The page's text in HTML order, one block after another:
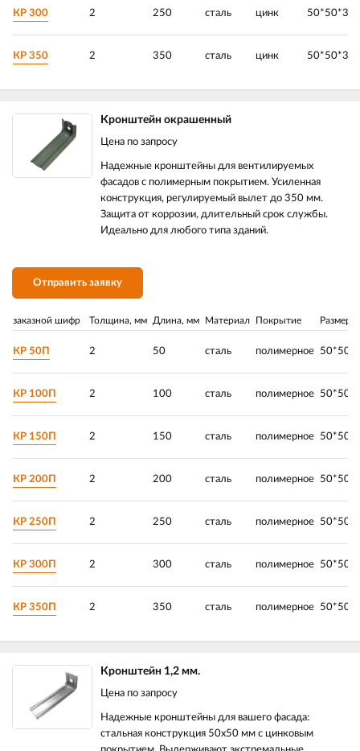
КР 300 2 250 сталь цинк
КР 350 2 350 сталь цинк
Кронштейн окрашенный
Цена по запросу
Надежные кронштейны для вентилируемых
фасадов с полимерным покрытием. Усиленная
конструкция, регулируемый вылет до 350 мм.
Защита от коррозии, длительный срок службы.
Идеально для любого типа зданий.
Отправить заявку
заказной шифр Толщина, мм Длина, мм Материал Покрытие Размер,
КР 50П 2 50 сталь полимерное
КР 100П 2 100 сталь полимерное
КР 150П 2 150 сталь полимерное
КР 200П 2 200 сталь полимерное
КР 250П 2 250 сталь полимерное
КР 300П 2 300 сталь полимерное
КР 350П 2 350 сталь полимерное
Кронштейн 1,2 мм.
Цена по запросу
Надежные кронштейны для вашего фасада:
стальная конструкция 50х50 мм с цинковым